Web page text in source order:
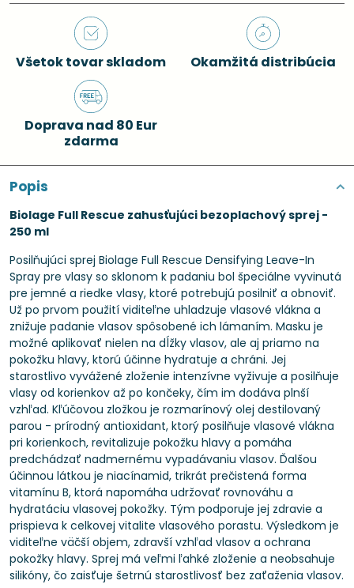
Všetok tovar skladom Okamžitá distribúcia
Doprava nad 80 Eur
zdarma
Popis
Biolage Full Rescue zahusťujúci bezoplachový sprej -
250 ml
Posilňujúci sprej ​​Biolage Full Rescue Densifying Leave-In
Spray pre vlasy so sklonom k ​​padaniu bol špeciálne vyvinutá
pre jemné a riedke vlasy, ktoré potrebujú posilniť a obnoviť.
Už po prvom použití viditeľne uhladzuje vlasové vlákna a
znižuje padanie vlasov spôsobené ich lámaním. Masku je
možné aplikovať nielen na dĺžky vlasov, ale aj priamo na
pokožku hlavy, ktorú účinne hydratuje a chráni. Jej
starostlivo vyvážené zloženie intenzívne vyživuje a posilňuje
vlasy od korienkov až po končeky, čím im dodáva plnší
vzhľad. Kľúčovou zložkou je rozmarínový olej destilovaný
parou - prírodný antioxidant, ktorý posilňuje vlasové vlákna
pri korienkoch, revitalizuje pokožku hlavy a pomáha
predchádzať nadmernému vypadávaniu vlasov. Ďalšou
účinnou látkou je niacínamid, trikrát prečistená forma
vitamínu B, ktorá napomáha udržovať rovnováhu a
hydratáciu vlasovej pokožky. Tým podporuje jej zdravie a
prispieva k celkovej vitalite vlasového porastu. Výsledkom je
viditeľne väčší objem, zdravší vzhľad vlasov a ochrana
pokožky hlavy. Sprej má veľmi ľahké zloženie a neobsahuje
silikóny, čo zaisťuje šetrnú starostlivosť bez zaťaženia vlasov.